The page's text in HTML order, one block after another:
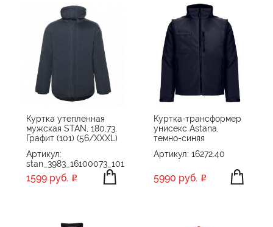
Куртка утепленная
мужская STAN, 180,73,
Графит (101) (56/XXXL)
Артикул:
stan_3983_16100073_101
1599 руб.
Куртка-трансформер
унисекс Astana,
темно-синяя
Артикул: 16272.40
5990 руб.